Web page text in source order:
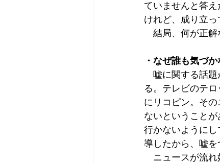
ていませんと答
けれど、成り立っ
結局、何が正解
・なぜ誰も気づか
嘘に関する話題
る。テレビのテ
にリコピン。そ
ないということ
行かないように
導したから、嘘を
ニュースが流れ